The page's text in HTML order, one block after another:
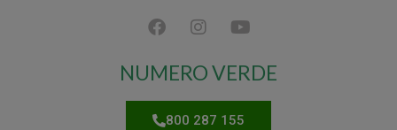
NUMERO VERDE
800 287 155